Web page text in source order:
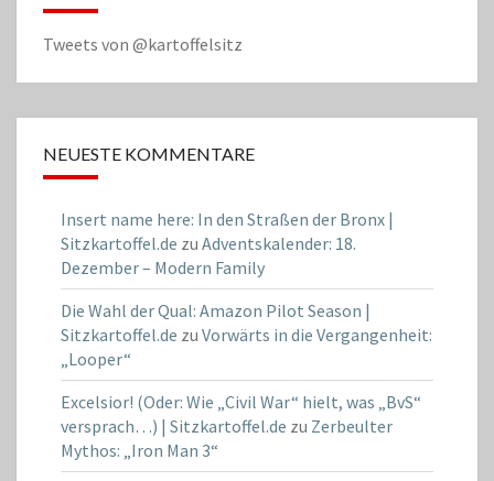
Tweets von @kartoffelsitz
NEUESTE KOMMENTARE
Insert name here: In den Straßen der Bronx |
Sitzkartoffel.de zu Adventskalender: 18.
Dezember – Modern Family
Die Wahl der Qual: Amazon Pilot Season |
Sitzkartoffel.de zu Vorwärts in die Vergangenheit:
„Looper“
Excelsior! (Oder: Wie „Civil War“ hielt, was „BvS“
versprach…) | Sitzkartoffel.de zu Zerbeulter
Mythos: „Iron Man 3“